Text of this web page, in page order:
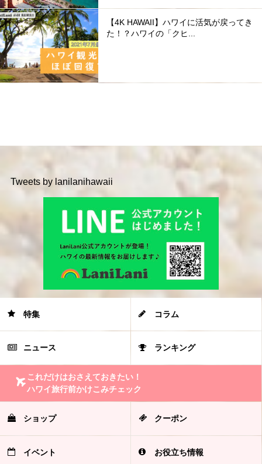
【4K HAWAII】ハワイに活気が戻ってき
た！？ハワイの「クヒ...
Tweets by lanilanihawaii
特集 コラム
ニュース ランキング
これだけはおさえておきたい！
ハワイ旅行前かけこみチェック
ショップ クーポン
イベント お役立ち情報